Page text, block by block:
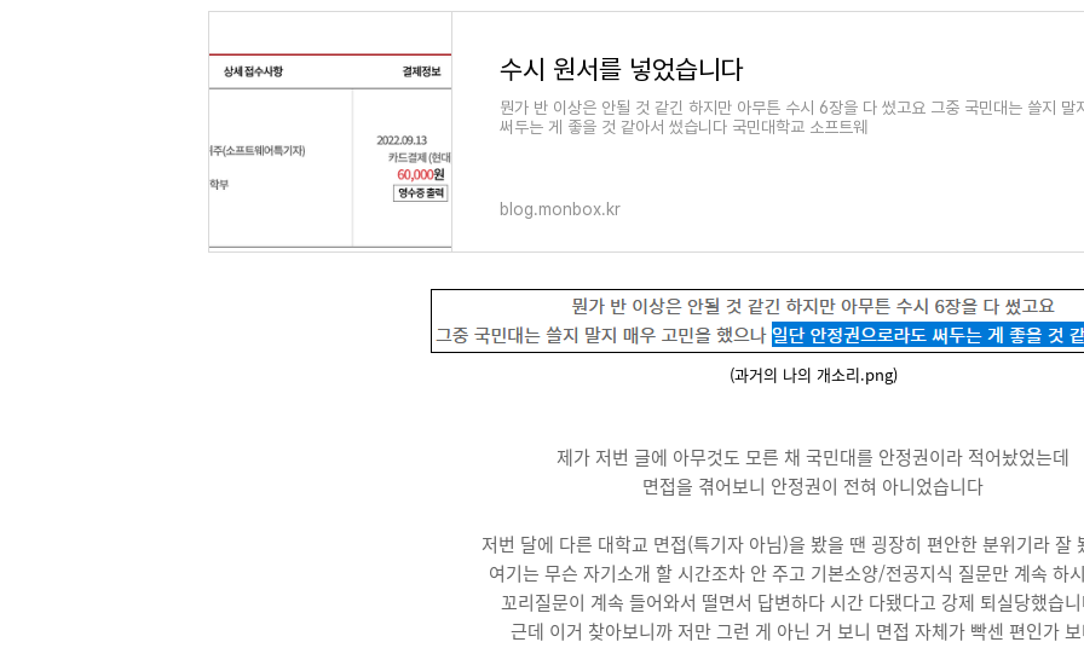
수시 원서를 넣었습니다
뭔가 반 이상은 안될 것 같긴 하지만 아무튼 수시 6장을 다 썼고요 그중 국민대는 쓸지 말
써두는 게 좋을 것 같아서 썼습니다 국민대학교 소프트웨
blog.monbox.kr
(과거의 나의 개소리.png)
제가 저번 글에 아무것도 모른 채 국민대를 안정권이라 적어놨었는데
면접을 겪어보니 안정권이 전혀 아니었습니다
저번 달에 다른 대학교 면접(특기자 아님)을 봤을 땐 굉장히 편안한 분위기라 잘
여기는 무슨 자기소개 할 시간조차 안 주고 기본소양/전공지식 질문만 계속 하
꼬리질문이 계속 들어와서 떨면서 답변하다 시간 다됐다고 강제 퇴실당했습
근데 이거 찾아보니까 저만 그런 게 아닌 거 보니 면접 자체가 빡센 편인가 보